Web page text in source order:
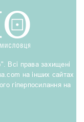
Всі права захищені
на інших сайтах
гіперпосилання на